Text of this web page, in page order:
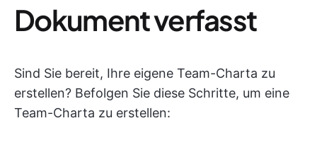
Dokument verfasst
Sind Sie bereit, Ihre eigene Team-Charta zu
erstellen? Befolgen Sie diese Schritte, um eine
Team-Charta zu erstellen: